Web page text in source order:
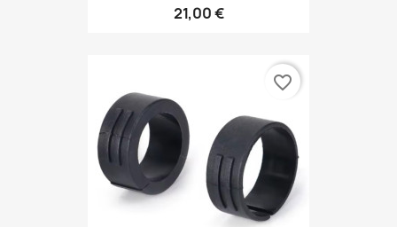
21,00 €
favorite_border